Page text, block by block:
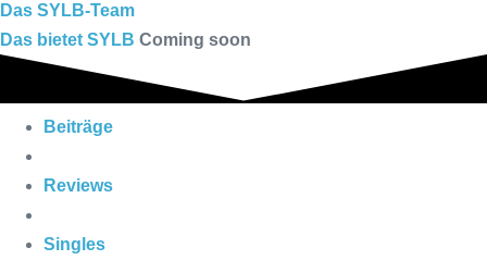
Das SYLB-Team
Das bietet SYLB Coming soon
Beiträge
Reviews
Singles